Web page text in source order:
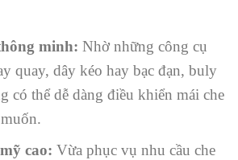
minh: Nhờ những công cụ
quay, dây kéo hay bạc đạn, buly
có thể dễ dàng điều khiển mái che
cao: Vừa phục vụ nhu cầu che